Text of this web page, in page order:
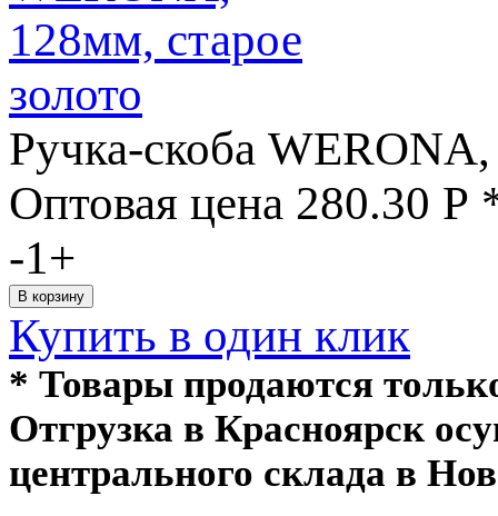
Ручка-скоба
Оптовая цена 280.30 Р
-1+
Купить в один клик
* Товары продаются
Отгрузка в Красноярск
центрального склада в